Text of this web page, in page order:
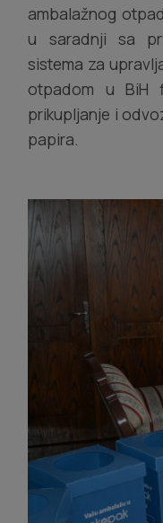
ambalažnog
u saradnji sa
sistema za
otpadom u BiH
prikupljanje i
papira.